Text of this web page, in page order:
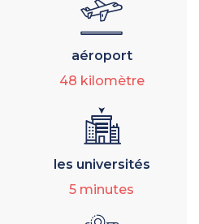
aéroport
48 kilomètre
les universités
5 minutes